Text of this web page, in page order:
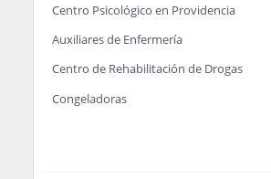
Centro Psicológico en Providencia
Auxiliares de Enfermería
Centro de Rehabilitación de Drogas
Congeladoras